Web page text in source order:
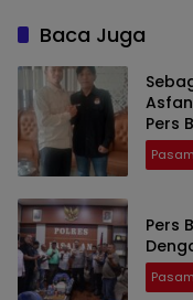
Baca Juga
Pers
Pers